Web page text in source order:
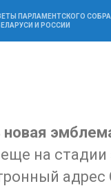
ПАРЛАМЕНТСКОГО
И РОССИИ
на
адрес